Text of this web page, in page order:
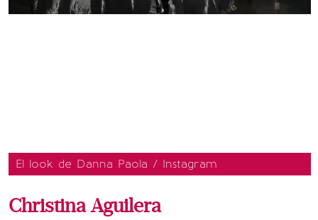
El look de Danna Paola / Instagram
Christina Aguilera